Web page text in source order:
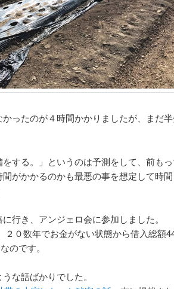
ったのが４時間かかりましたが、まだ
をする。」というのは予測をして、前も
がかかるのかも最悪の事を想定して時
行き、アンジェロ会に参加しました。
０数年でお金がない状態から借入総額
のです。
な話ばかりでした。